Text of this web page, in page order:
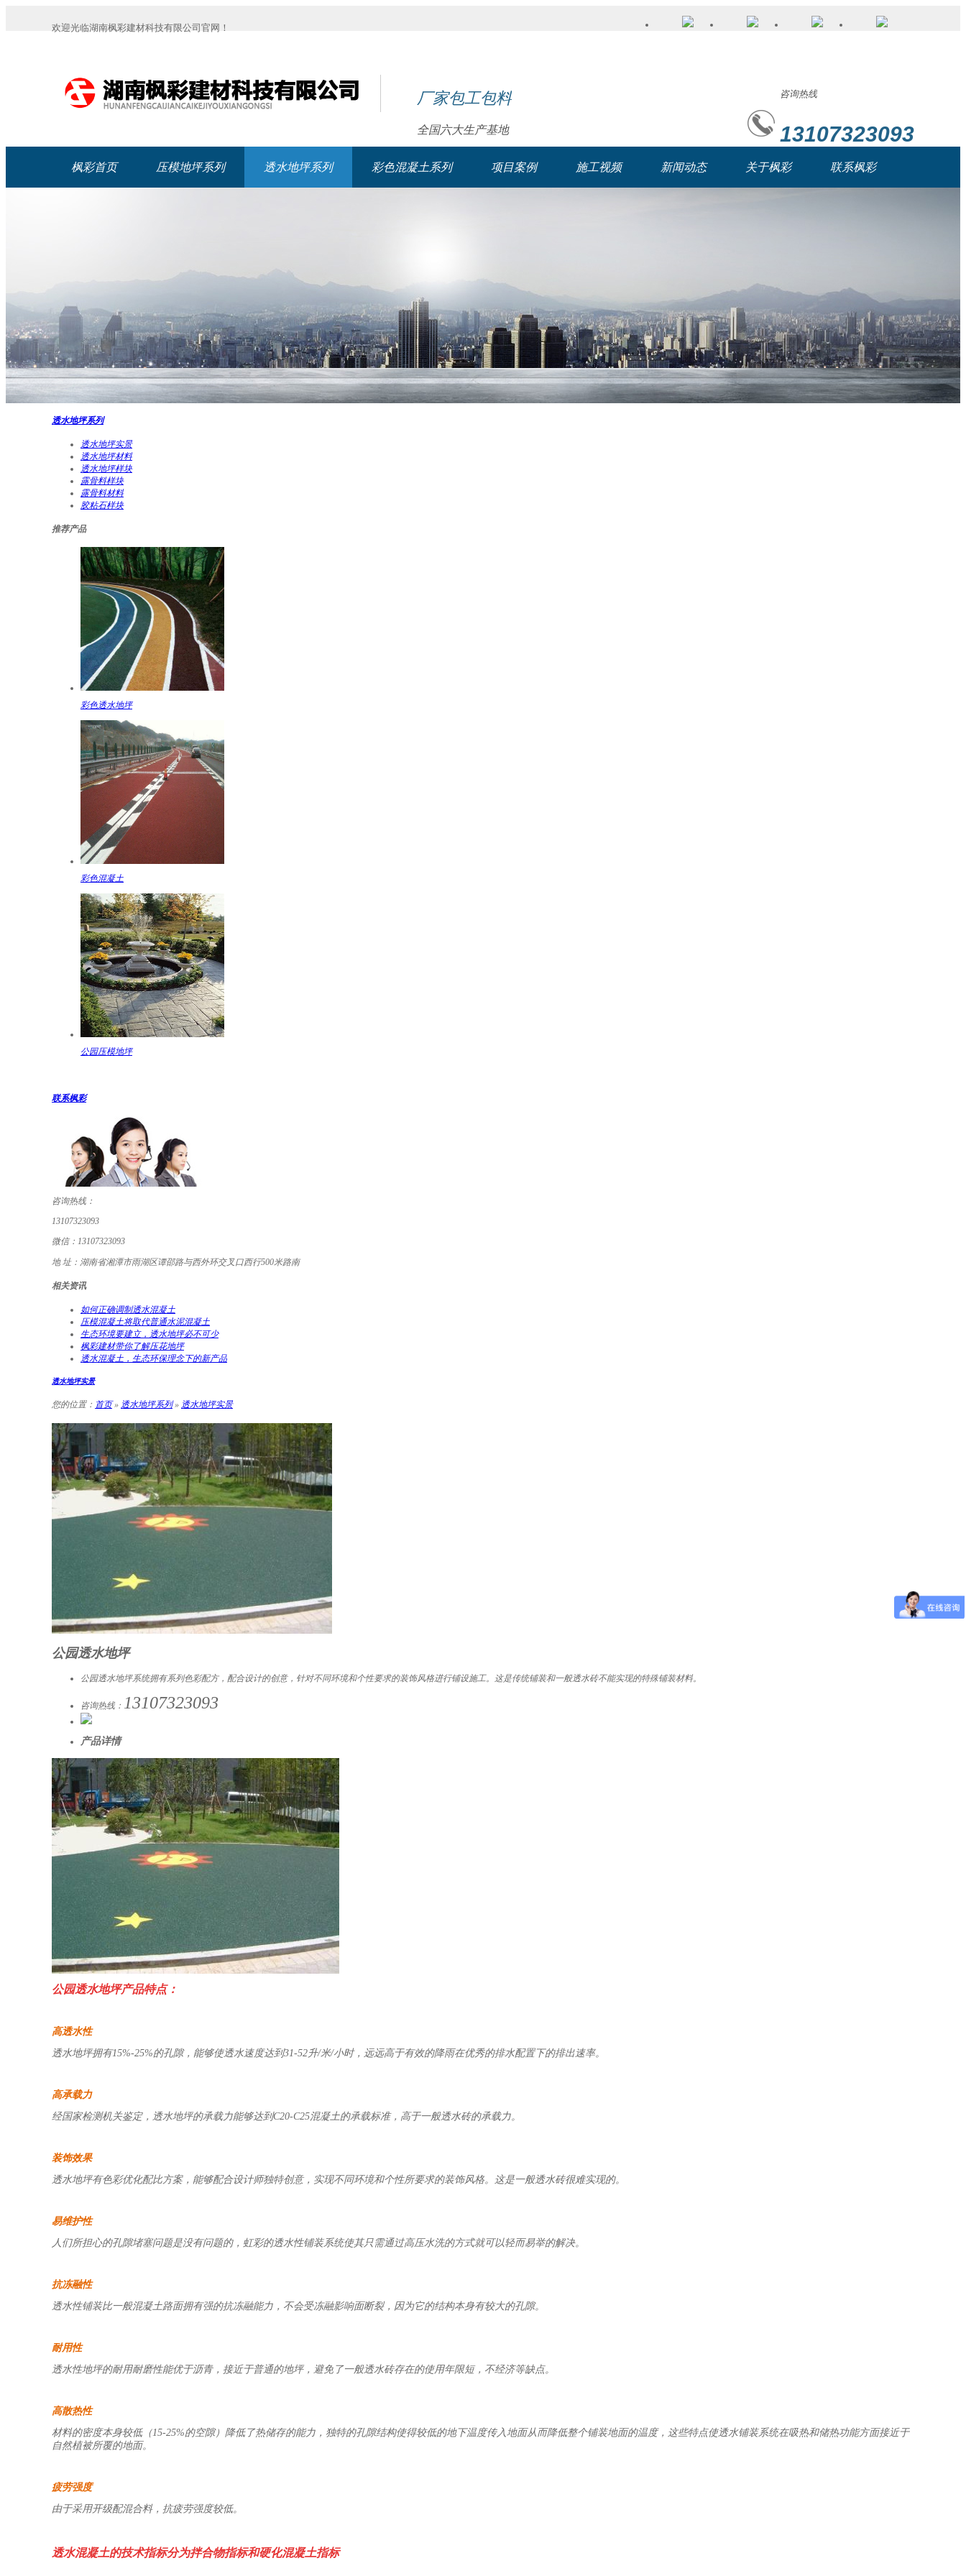
欢迎光临湖南枫彩建材科技有限公司官网！
厂家包工包料
全国六大生产基地
咨询热线
13107323093
枫彩首页 压模地坪系列 透水地坪系列 彩色混凝土系列 项目案例 施工视频 新闻动态 关于枫彩 联系枫彩
透水地坪系列
透水地坪实景
透水地坪材料
透水地坪样块
露骨料样块
露骨料材料
胶粘石样块
推荐产品
彩色透水地坪
彩色混凝土
公园压模地坪
联系枫彩
咨询热线：
13107323093
微信： 13107323093
地 址： 湖南省湘潭市雨湖区谭邵路与西外环交叉口西行500米路南
相关资讯
如何正确调制透水混凝土
压模混凝土将取代普通水泥混凝土
生态环境要建立，透水地坪必不可少
枫彩建材带你了解压花地坪
透水混凝土，生态环保理念下的新产品
透水地坪实景
您的位置： 首页» 透水地坪系列» 透水地坪实景
公园透水地坪
公园透水地坪系统拥有系列色彩配方，配合设计的创意，针对不同环境和个性要求的装饰风格进行铺设施工。这是传统铺装和一般透水砖不能实现的特殊铺装材料。
咨询热线： 13107323093
产品详情
公园透水地坪产品特点：
高透水性
透水地坪拥有15%-25%的孔隙，能够使透水速度达到31-52升/米/小时，远远高于有效的降雨在优秀的排水配置下的排出速率。
高承载力
经国家检测机关鉴定，透水地坪的承载力能够达到C20-C25混凝土的承载标准，高于一般透水砖的承载力。
装饰效果
透水地坪有色彩优化配比方案，能够配合设计师独特创意，实现不同环境和个性所要求的装饰风格。这是一般透水砖很难实现的。
易维护性
人们所担心的孔隙堵塞问题是没有问题的，虹彩的透水性铺装系统使其只需通过高压水洗的方式就可以轻而易举的解决。
抗冻融性
透水性铺装比一般混凝土路面拥有强的抗冻融能力，不会受冻融影响面断裂，因为它的结构本身有较大的孔隙。
耐用性
透水性地坪的耐用耐磨性能优于沥青，接近于普通的地坪，避免了一般透水砖存在的使用年限短，不经济等缺点。
高散热性
材料的密度本身较低（15-25%的空隙）降低了热储存的能力，独特的孔隙结构使得较低的地下温度传入地面从而降低整个铺装地面的温度，这些特点使透水铺装系统在吸热和储热功能方面接近于
自然植被所覆的地面。
疲劳强度
由于采用开级配混合料，抗疲劳强度较低。
透水混凝土的技术指标分为拌合物指标和硬化混凝土指标